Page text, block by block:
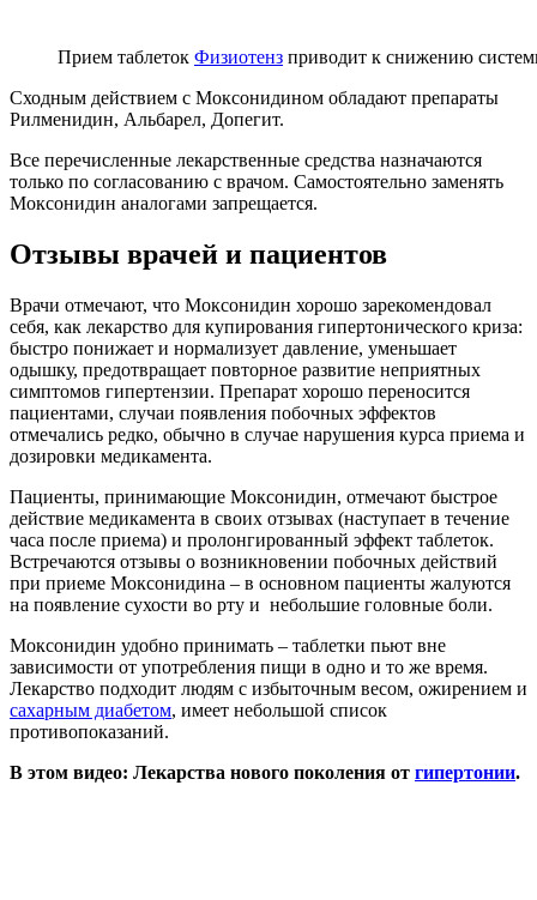
Прием таблеток Физиотенз приводит к снижению
Сходным действием с Моксонидином обладают препараты
Рилменидин, Альбарел, Допегит.
Все перечисленные лекарственные средства назначаются
только по согласованию с врачом. Самостоятельно заменять
Моксонидин аналогами запрещается.
Отзывы врачей и пациентов
Врачи отмечают, что Моксонидин хорошо зарекомендовал
себя, как лекарство для купирования гипертонического криза:
быстро понижает и нормализует давление, уменьшает
одышку, предотвращает повторное развитие неприятных
симптомов гипертензии. Препарат хорошо переносится
пациентами, случаи появления побочных эффектов
отмечались редко, обычно в случае нарушения курса приема и
дозировки медикамента.
Пациенты, принимающие Моксонидин, отмечают быстрое
действие медикамента в своих отзывах (наступает в течение
часа после приема) и пролонгированный эффект таблеток.
Встречаются отзывы о возникновении побочных действий
при приеме Моксонидина – в основном пациенты жалуются
на появление сухости во рту и небольшие головные боли.
Моксонидин удобно принимать – таблетки пьют вне
зависимости от употребления пищи в одно и то же время.
Лекарство подходит людям с избыточным весом, ожирением и
сахарным диабетом, имеет небольшой список
противопоказаний.
В этом видео: Лекарства нового поколения от гипертонии.